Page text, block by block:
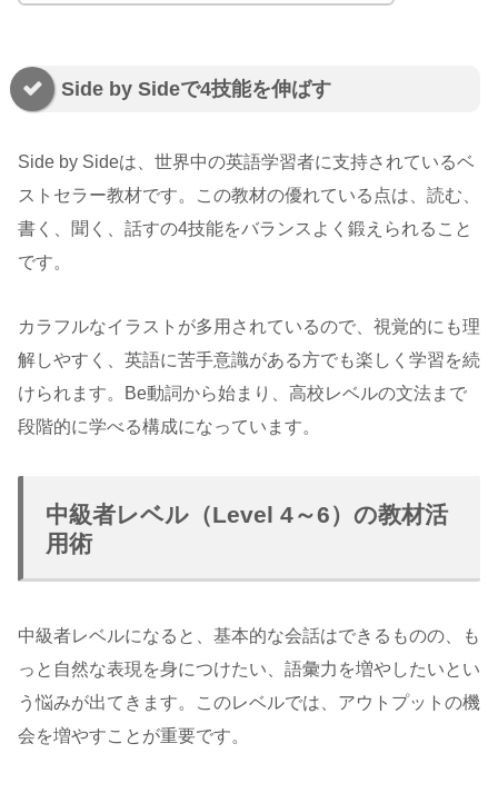
Side by Sideで4技能を伸ばす
Side by Sideは、世界中の英語学習者に支持されているベ
ストセラー教材です。この教材の優れている点は、読む、
書く、聞く、話すの4技能をバランスよく鍛えられること
です。
カラフルなイラストが多用されているので、視覚的にも理
解しやすく、英語に苦手意識がある方でも楽しく学習を続
けられます。Be動詞から始まり、高校レベルの文法まで
段階的に学べる構成になっています。
中級者レベル（Level 4～6）の教材活
用術
中級者レベルになると、基本的な会話はできるものの、も
っと自然な表現を身につけたい、語彙力を増やしたいとい
う悩みが出てきます。このレベルでは、アウトプットの機
会を増やすことが重要です。